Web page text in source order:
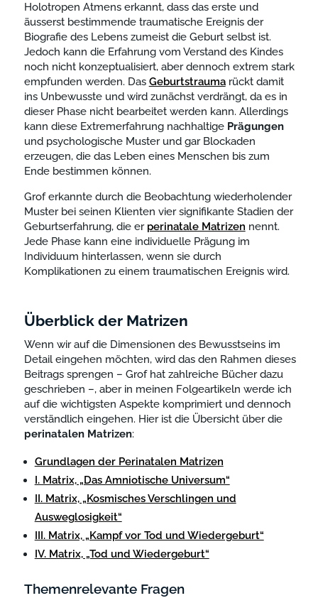
Holotropen Atmens erkannt, dass das erste und
äusserst bestimmende traumatische Ereignis der
Biografie des Lebens zumeist die Geburt selbst ist.
Jedoch kann die Erfahrung vom Verstand des Kindes
noch nicht konzeptualisiert, aber dennoch extrem stark
empfunden werden. Das Geburtstraumarückt damit
ins Unbewusste und wird zunächst verdrängt, da es in
dieser Phase nicht bearbeitet werden kann. Allerdings
kann diese Extremerfahrung nachhaltige Prägungen
und psychologische Muster und gar Blockaden
erzeugen, die das Leben eines Menschen bis zum
Ende bestimmen können.
Grof erkannte durch die Beobachtung wiederholender
Muster bei seinen Klienten vier signifikante Stadien der
Geburtserfahrung, die er perinatale Matrizen nennt.
Jede Phase kann eine individuelle Prägung im
Individuum hinterlassen, wenn sie durch
Komplikationen zu einem traumatischen Ereignis wird.
Überblick der Matrizen
Wenn wir auf die Dimensionen des Bewusstseins im
Detail eingehen möchten, wird das den Rahmen dieses
Beitrags sprengen – Grof hat zahlreiche Bücher dazu
geschrieben –, aber in meinen Folgeartikeln werde ich
auf die wichtigsten Aspekte komprimiert und dennoch
verständlich eingehen. Hier ist die Übersicht über die
perinatalen Matrizen:
Grundlagen der Perinatalen Matrizen
I. Matrix, „Das Amniotische Universum“
II. Matrix, „Kosmisches Verschlingen und
Ausweglosigkeit“
III. Matrix, „Kampf vor Tod und Wiedergeburt“
IV. Matrix, „Tod und Wiedergeburt“
Themenrelevante Fragen